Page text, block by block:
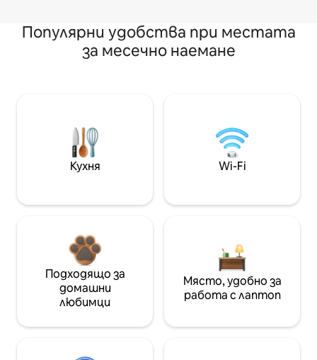
Популярни удобства при местата
за месечно наемане
Кухня Wi-Fi
Подходящо за
домашни
любимци
Място, удобно за
работа с лаптоп